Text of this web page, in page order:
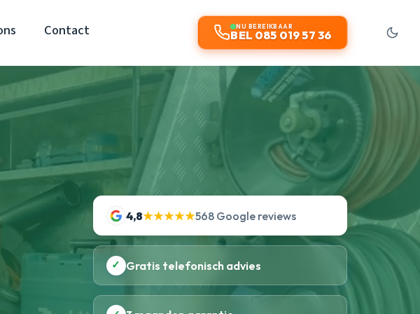
Contact NU BEREIKBAAR
BEL 085 019 57 36
4,8★★★★★568 Google reviews
✓ Gratis telefonisch advies